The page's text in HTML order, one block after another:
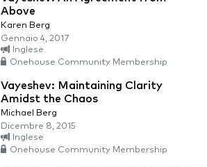
Above
Karen Berg
Gennaio 4, 2017
Inglese
Onehouse Community Membership
Vayeshev: Maintaining Clarity
Amidst the Chaos
Michael Berg
Dicembre 8, 2015
Inglese
Onehouse Community Membership